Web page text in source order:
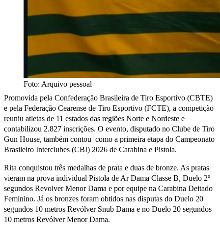
Foto: Arquivo pessoal
Promovida pela Confederação Brasileira de Tiro Esportivo (CBTE)
e pela Federação Cearense de Tiro Esportivo (FCTE), a competição
reuniu atletas de 11 estados das regiões Norte e Nordeste e
contabilizou 2.827 inscrições. O evento, disputado no Clube de Tiro
Gun House, também contou como a primeira etapa do Campeonato
Brasileiro Interclubes (CBI) 2026 de Carabina e Pistola.
Rita conquistou três medalhas de prata e duas de bronze. As pratas
vieram na prova individual Pistola de Ar Dama Classe B, Duelo 2º
segundos Revolver Menor Dama e por equipe na Carabina Deitado
Feminino. Já os bronzes foram obtidos nas disputas do Duelo 20
segundos 10 metros Revólver Snub Dama e no Duelo 20 segundos
10 metros Revólver Menor Dama.